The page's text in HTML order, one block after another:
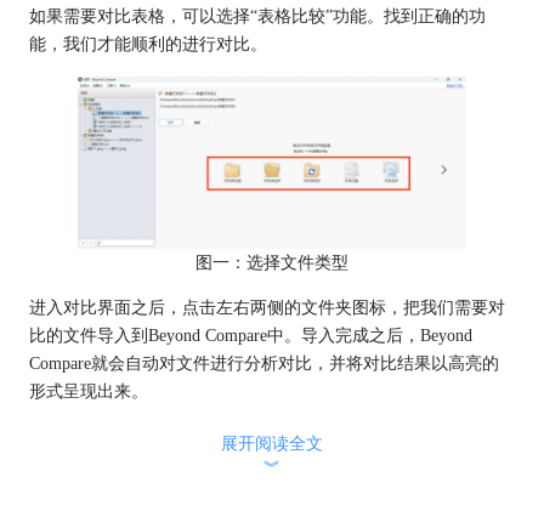
如果需要对比表格，可以选择“表格比较”功能。找到正确的功
能，我们才能顺利的进行对比。
图一：选择文件类型
进入对比界面之后，点击左右两侧的文件夹图标，把我们需要对
比的文件导入到Beyond Compare中。导入完成之后，Beyond
Compare就会自动对文件进行分析对比，并将对比结果以高亮的
形式呈现出来。
展开阅读全文
︾